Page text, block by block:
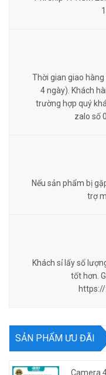
Thời gian giao hàng
4 ngày). Khách
trường hợp quý
zalo số
Nếu sản phẩm bị
trợ
Khách sỉ lấy số
tốt hơn.
SẢN PHẨM ƯU ĐÃI